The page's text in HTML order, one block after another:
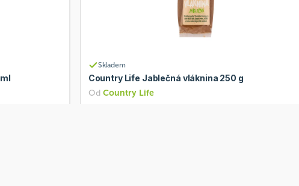
Skladem
Country Life Jablečná vláknina 250 g
Od Country Life